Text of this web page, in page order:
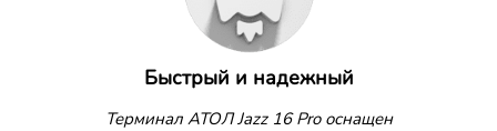
Быстрый и надежный
Терминал АТОЛ Jazz 16 Pro оснащен